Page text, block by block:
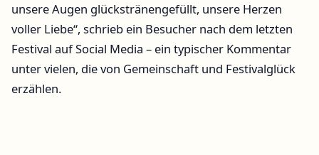
unsere Augen glückstränengefüllt, unsere Herzen
voller Liebe“, schrieb ein Besucher nach dem letzten
Festival auf Social Media – ein typischer Kommentar
unter vielen, die von Gemeinschaft und Festivalglück
erzählen.